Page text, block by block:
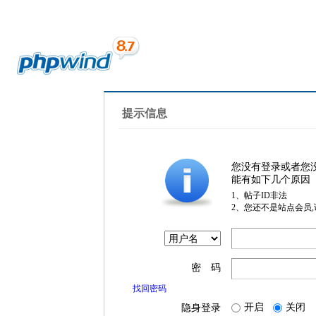
提示信息
您没有登录或者您
能有如下几个原因
1、帖子ID非法
2、您还不是站点会员
密 码
找回密码
隐身登录 开启 关闭